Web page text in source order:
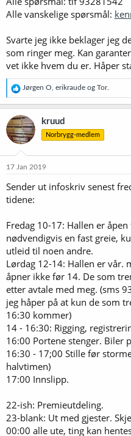
Alle vanskelige spørsmål:
Svarte jeg ikke beklager jeg
som ringer meg. Kan
vet ikke hvem du er. Håper
R
e
a
k
s
j
o
e
:
Jørgen O, erikraude og Tor.
kruud
Norbrygg-medlem
17 Jan 2019
Sender ut infoskriv senest
tidene:
Fredag 10-17: Hallen er
nødvendigvis en fast greie,
utleid til noen andre.
Lørdag 12-14: Hallen er vår.
åpner ikke før 14. De som
etter avtale med meg. (sms
jeg håper på at kun de som
16:30 kommer)
14 - 16:30: Rigging,
16:00 Portene stenger. Biler
16:30 - 17;00 Stille før
halvtimen)
17:00 Innslipp.
22-ish: Premieutdeling.
23-blank: Ut med gjester.
00:00 alle ute, ting kan